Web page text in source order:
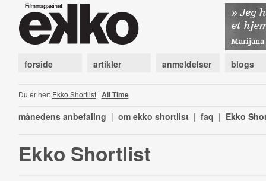
forside artikler anmeldelser blogs
Du er her: Ekko Shortlist| All Time
månedens anbefaling | om ekko shortlist | faq | Ekko
Ekko Shortlist